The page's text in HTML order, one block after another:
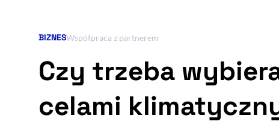
Kategoria artykułu:
BIZNESWspółpraca z partnerem
Czy trzeba
celami